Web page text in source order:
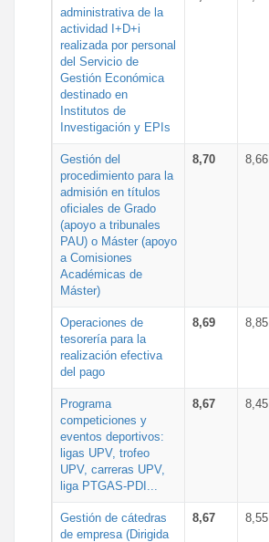
administrativa de la
actividad I+D+i
realizada por personal
del Servicio de
Gestión Económica
destinado en
Institutos de
Investigación y EPIs
Gestión del
procedimiento para la
admisión en títulos
oficiales de Grado
(apoyo a tribunales
PAU) o Máster (apoyo
a Comisiones
Académicas de
Máster)
8,70 8,66
Operaciones de
tesorería para la
realización efectiva
del pago
8,69 8,85
Programa
competiciones y
eventos deportivos:
ligas UPV, trofeo
UPV, carreras UPV,
liga PTGAS-PDI...
8,67 8,45
Gestión de cátedras
de empresa (Dirigida
8,67 8,55